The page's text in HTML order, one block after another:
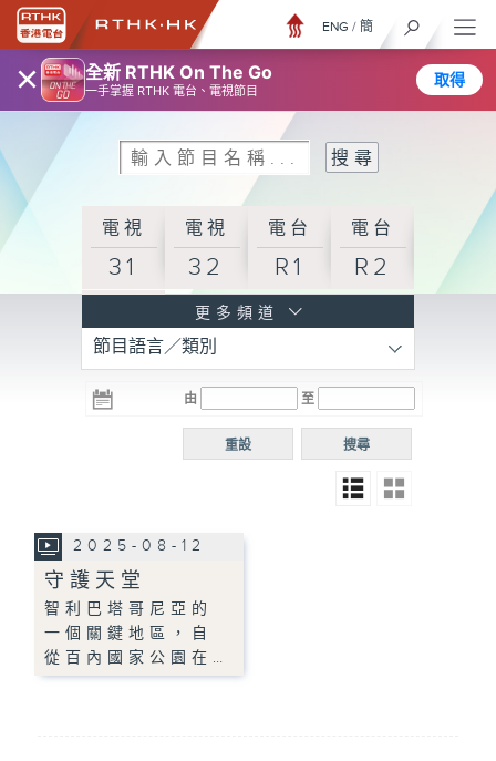
× 全新 RTHK On The Go
一手掌握 RTHK 電台、電視節目
取得
ENG / 簡
電視
31
電視
32
電台
R1
電台
R2
R3
電台 電台
R5
電台
普通
更多頻道
節目語言／類別
由 至
搜尋
重設
2025-08-12
守護天堂
智利巴塔哥尼亞的
一個關鍵地區，自
從百內國家公園在…